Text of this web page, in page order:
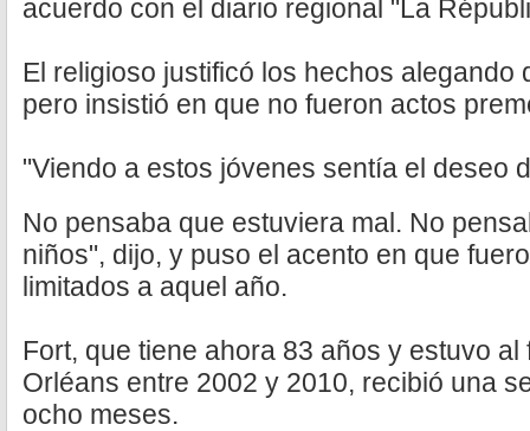
acuerdo con el diario regional "La
El religioso justificó los hechos alegando
pero insistió en que no fueron actos
"Viendo a estos jóvenes sentía el deseo
No pensaba que estuviera mal. No
niños", dijo, y puso el acento en que
limitados a aquel año.
Fort, que tiene ahora 83 años y estuvo
Orléans entre 2002 y 2010, recibió una
ocho meses.